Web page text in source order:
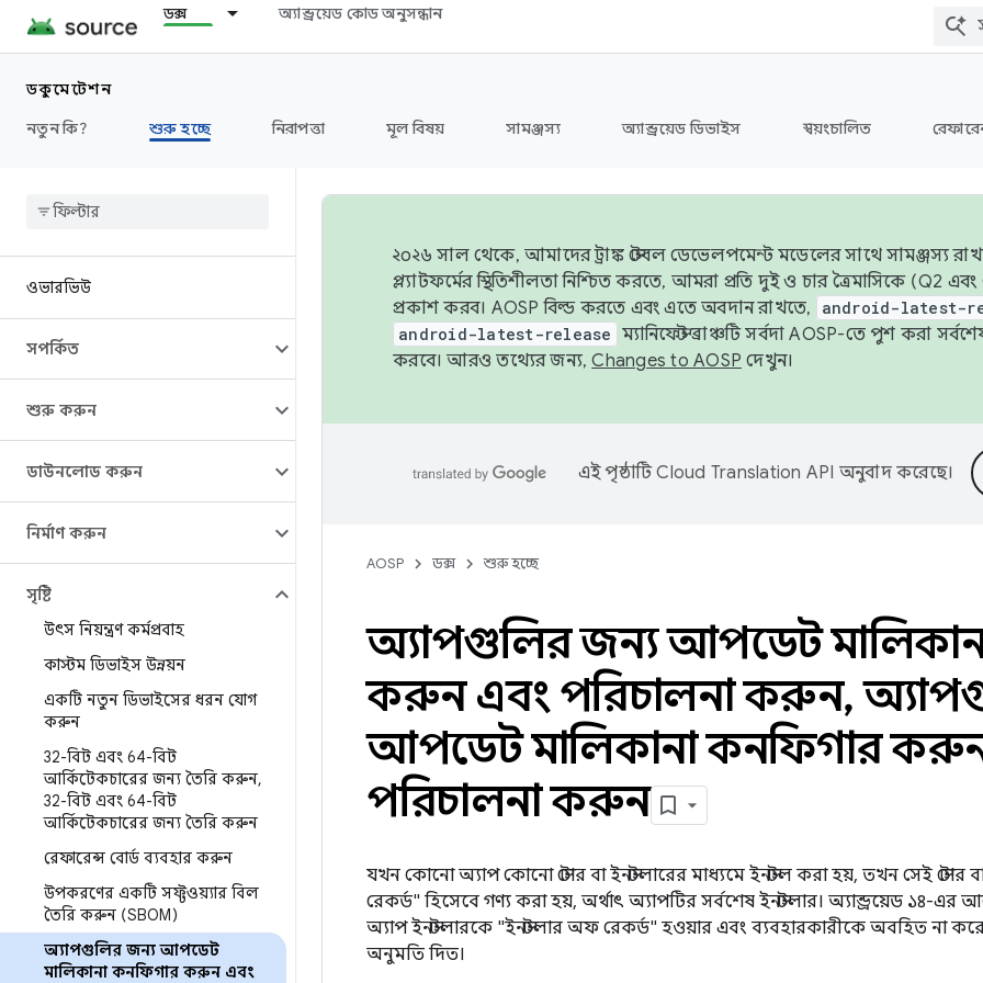
ডক্স অ্যান্ড্রয়েড কোড অনুসন্ধান
ডকুমেন্টেশন
নতুন কি?
শুরু হচ্ছে নিরাপত্তা মূল বিষয় সামঞ্জস্য অ্যান্ড্রয়েড ডিভাইস স্বয়ংচালিত
ওভারভিউ
সম্পর্কিত
শুরু করুন
ডাউনলোড করুন
নির্মাণ করুন
সৃষ্টি
উৎস নিয়ন্ত্রণ কর্মপ্রবাহ
কাস্টম ডিভাইস উন্নয়ন
একটি নতুন ডিভাইসের ধরন যোগ
করুন
32-বিট এবং 64-বিট
আর্কিটেকচারের জন্য তৈরি করুন,
32-বিট এবং 64-বিট
আর্কিটেকচারের জন্য তৈরি করুন
রেফারেন্স বোর্ড ব্যবহার করুন
উপকরণের একটি সফ্টওয়্যার বিল
তৈরি করুন (SBOM)
অ্যাপগুলির জন্য আপডেট
মালিকানা কনফিগার করুন এবং
২০২৬ সাল থেকে, আমাদের ট্রাঙ্ক স্টেবল ডেভেলপমেন্ট মডেলের সাথে সামঞ্জস্য
প্ল্যাটফর্মের স্থিতিশীলতা নিশ্চিত করতে, আমরা প্রতি দুই ও চার ত্রৈমাসিকে (Q2
প্রকাশ করব। AOSP বিল্ড করতে এবং এতে অবদান রাখতে,
android-latest-
android-latest-release ম্যানিফেস্ট ব্রাঞ্চটি সর্বদা AOSP-তে পুশ করা
করবে। আরও তথ্যের জন্য,Changes to AOSP দেখুন।
এই পৃষ্ঠাটিCloud Translation API অনুবাদ করেছে।
AOSP ডক্স শুরু হচ্ছে
অ্যাপগুলির জন্য আপডেট
করুন এবং পরিচালনা করুন,
আপডেট মালিকানা কনফিগার
পরিচালনা করুন
যখন কোনো অ্যাপ কোনো স্টোর বা ইনস্টলারের মাধ্যমে ইনস্টল করা হয়, তখন সেই স্টোর
রেকর্ড" হিসেবে গণ্য করা হয়, অর্থাৎ অ্যাপটির সর্বশেষ ইনস্টলার। অ্যান্ড্রয়েড ১৪-এর
অ্যাপ ইনস্টলারকে "ইনস্টলার অফ রেকর্ড" হওয়ার এবং ব্যবহারকারীকে অবহিত না
অনুমতি দিত।